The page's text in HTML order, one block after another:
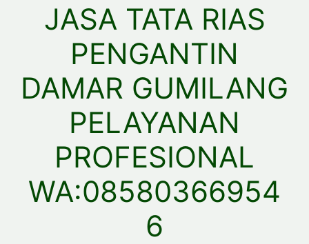
JASA TATA RIAS
PENGANTIN
DAMAR GUMILANG
PELAYANAN
PROFESIONAL
WA:08580366954
6